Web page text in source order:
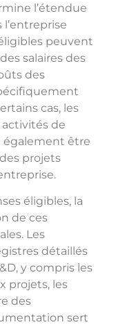
l’étendue
peuvent
salaires des
des
cas, les
de
également être
projets
éligibles, la
de ces
Les
détaillés
y compris les
projets, les
des
sert